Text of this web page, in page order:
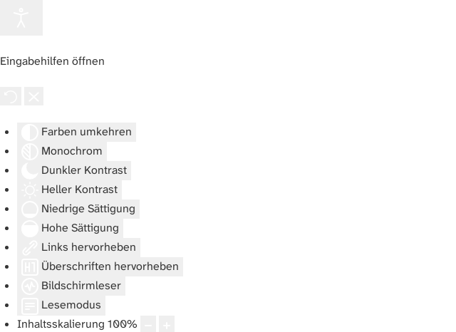
Eingabehilfen öffnen
Farben umkehren
Monochrom
Dunkler Kontrast
Heller Kontrast
Niedrige Sättigung
Hohe Sättigung
Links hervorheben
Überschriften hervorheben
Bildschirmleser
Lesemodus
Inhaltsskalierung 100%